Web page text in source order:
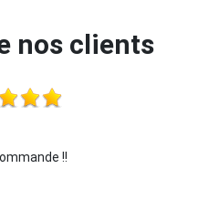
nos clients
!!